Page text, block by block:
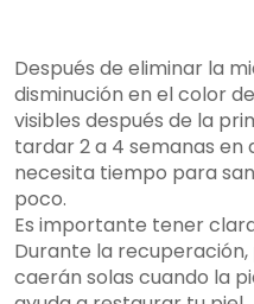
Después de eliminar la
disminución en el color
visibles después de la
tardar 2 a 4 semanas en
necesita tiempo para
poco.
Es importante tener
Durante la
caerán solas cuando la